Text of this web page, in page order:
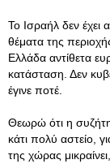
Το Ισραήλ δεν
θέματα της
Ελλάδα αντίθετα
κατάσταση. Δεν
έγινε ποτέ.
Θεωρώ ότι η
κάτι πολύ αστείο,
της χώρας